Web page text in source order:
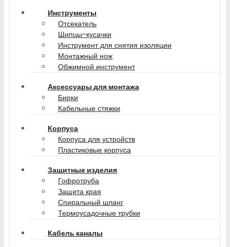
Инструменты
Отсекатель
Щипцы-кусачки
Инструмент для снятия изоляции
Монтажный нож
Обжимной инструмент
Аксессуары для монтажа
Бирки
Кабельные стяжки
Корпуса
Корпуса для устройств
Пластиковые корпуса
Защитные изделия
Гофротруба
Защита края
Спиральный шланг
Термоусадочные трубки
Кабель каналы